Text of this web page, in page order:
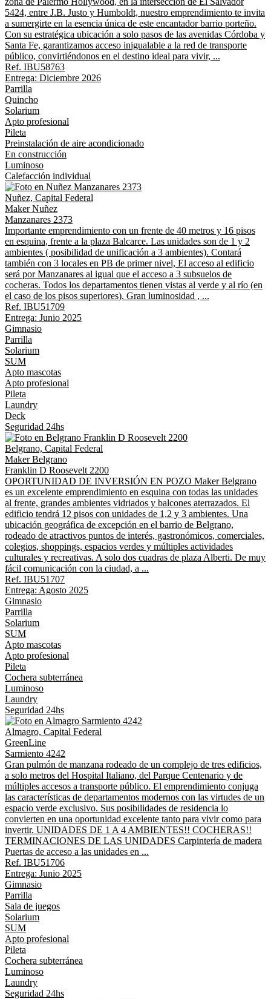
5424, entre J.B. Justo y Humboldt, nuestro emprendimiento te invita
a sumergirte en la esencia única de este encantador barrio porteño.
Con su estratégica ubicación a solo pasos de las avenidas Córdoba y
Santa Fe, garantizamos acceso inigualable a la red de transporte
público, convirtiéndonos en el destino ideal para vivir, ...
Ref. IBU58763
Entrega: Diciembre 2026
Parrilla
Quincho
Solarium
Apto profesional
Pileta
Preinstalación de aire acondicionado
En construcción
Luminoso
Calefacción individual
Nuñez, Capital Federal
Maker Nuñez
Manzanares 2373
Importante emprendimiento con un frente de 40 metros y 16 pisos
en esquina, frente a la plaza Balcarce. Las unidades son de 1 y 2
ambientes ( posibilidad de unificación a 3 ambientes). Contará
también con 3 locales en PB de primer nivel, El acceso al edificio
será por Manzanares al igual que el acceso a 3 subsuelos de
cocheras. Todos los departamentos tienen vistas al verde y al río (en
el caso de los pisos superiores). Gran luminosidad , ...
Ref. IBU51709
Entrega: Junio 2025
Gimnasio
Parrilla
Solarium
SUM
Apto mascotas
Apto profesional
Pileta
Laundry
Deck
Seguridad 24hs
Belgrano, Capital Federal
Maker Belgrano
Franklin D Roosevelt 2200
OPORTUNIDAD DE INVERSIÓN EN POZO Maker Belgrano
es un excelente emprendimiento en esquina con todas las unidades
al frente, grandes ambientes vidriados y balcones aterrazados. El
edificio tendrá 12 pisos con unidades de 1,2 y 3 ambientes. Una
ubicación geográfica de excepción en el barrio de Belgrano,
rodeado de atractivos puntos de interés, gastronómicos, comerciales,
colegios, shoppings, espacios verdes y múltiples actividades
culturales y recreativas. A solo dos cuadras de plaza Alberti. De muy
fácil comunicación con la ciudad, a ...
Ref. IBU51707
Entrega: Agosto 2025
Gimnasio
Parrilla
Solarium
SUM
Apto mascotas
Apto profesional
Pileta
Cochera subterránea
Luminoso
Laundry
Seguridad 24hs
Almagro, Capital Federal
GreenLine
Sarmiento 4242
Gran pulmón de manzana rodeado de un complejo de tres edificios,
a solo metros del Hospital Italiano, del Parque Centenario y de
múltiples accesos a transporte público. El emprendimiento conjuga
las características de departamentos modernos con las virtudes de un
espacio verde exclusivo. Sus posibilidades de residencia lo
convierten en una oportunidad excelente tanto para vivir como para
invertir. UNIDADES DE 1 A 4 AMBIENTES!! COCHERAS!!
TERMINACIONES DE LAS UNIDADES Carpintería de madera
Puertas de acceso a las unidades en ...
Ref. IBU51706
Entrega: Junio 2025
Gimnasio
Parrilla
Sala de juegos
Solarium
SUM
Apto profesional
Pileta
Cochera subterránea
Luminoso
Laundry
Seguridad 24hs